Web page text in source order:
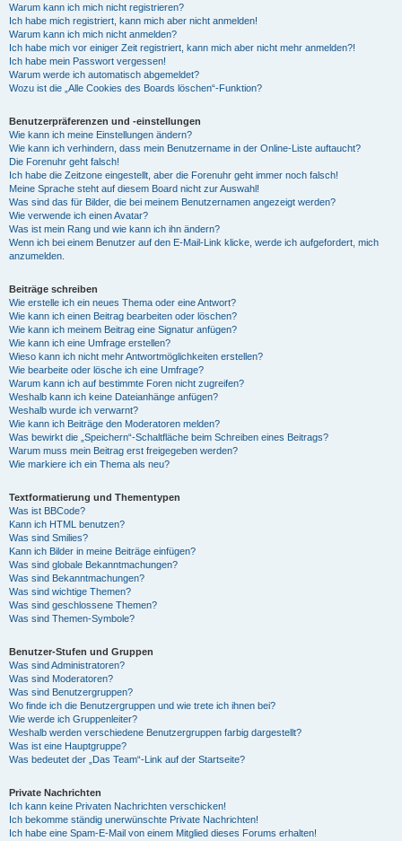
Warum kann ich mich nicht registrieren?
Ich habe mich registriert, kann mich aber nicht anmelden!
Warum kann ich mich nicht anmelden?
Ich habe mich vor einiger Zeit registriert, kann mich aber nicht mehr anmelden?!
Ich habe mein Passwort vergessen!
Warum werde ich automatisch abgemeldet?
Wozu ist die „Alle Cookies des Boards löschen“-Funktion?
Benutzerpräferenzen und -einstellungen
Wie kann ich meine Einstellungen ändern?
Wie kann ich verhindern, dass mein Benutzername in der Online-Liste auftaucht?
Die Forenuhr geht falsch!
Ich habe die Zeitzone eingestellt, aber die Forenuhr geht immer noch falsch!
Meine Sprache steht auf diesem Board nicht zur Auswahl!
Was sind das für Bilder, die bei meinem Benutzernamen angezeigt werden?
Wie verwende ich einen Avatar?
Was ist mein Rang und wie kann ich ihn ändern?
Wenn ich bei einem Benutzer auf den E-Mail-Link klicke, werde ich aufgefordert, mich
anzumelden.
Beiträge schreiben
Wie erstelle ich ein neues Thema oder eine Antwort?
Wie kann ich einen Beitrag bearbeiten oder löschen?
Wie kann ich meinem Beitrag eine Signatur anfügen?
Wie kann ich eine Umfrage erstellen?
Wieso kann ich nicht mehr Antwortmöglichkeiten erstellen?
Wie bearbeite oder lösche ich eine Umfrage?
Warum kann ich auf bestimmte Foren nicht zugreifen?
Weshalb kann ich keine Dateianhänge anfügen?
Weshalb wurde ich verwarnt?
Wie kann ich Beiträge den Moderatoren melden?
Was bewirkt die „Speichern“-Schaltfläche beim Schreiben eines Beitrags?
Warum muss mein Beitrag erst freigegeben werden?
Wie markiere ich ein Thema als neu?
Textformatierung und Thementypen
Was ist BBCode?
Kann ich HTML benutzen?
Was sind Smilies?
Kann ich Bilder in meine Beiträge einfügen?
Was sind globale Bekanntmachungen?
Was sind Bekanntmachungen?
Was sind wichtige Themen?
Was sind geschlossene Themen?
Was sind Themen-Symbole?
Benutzer-Stufen und Gruppen
Was sind Administratoren?
Was sind Moderatoren?
Was sind Benutzergruppen?
Wo finde ich die Benutzergruppen und wie trete ich ihnen bei?
Wie werde ich Gruppenleiter?
Weshalb werden verschiedene Benutzergruppen farbig dargestellt?
Was ist eine Hauptgruppe?
Was bedeutet der „Das Team“-Link auf der Startseite?
Private Nachrichten
Ich kann keine Privaten Nachrichten verschicken!
Ich bekomme ständig unerwünschte Private Nachrichten!
Ich habe eine Spam-E-Mail von einem Mitglied dieses Forums erhalten!